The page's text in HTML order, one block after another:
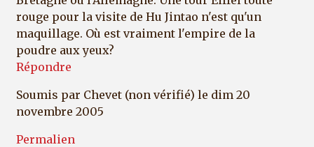
rouge pour la visite de Hu Jintao n'est qu'un
maquillage. Où est vraiment l'empire de la
poudre aux yeux?
Répondre
Soumis par Chevet (non vérifié) le dim 20
novembre 2005
Permalien